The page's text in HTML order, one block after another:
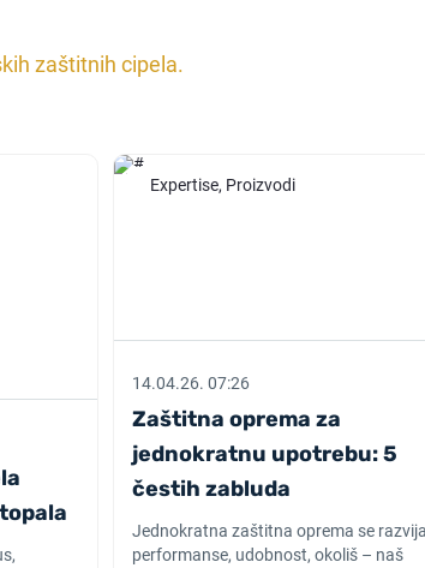
zaštitnih cipela.
Expertise, Proizvodi
14.04.26. 07:26
Zaštitna oprema za
jednokratnu upotrebu: 5
čestih zabluda
Jednokratna zaštitna oprema se
performanse, udobnost, okoliš – naš